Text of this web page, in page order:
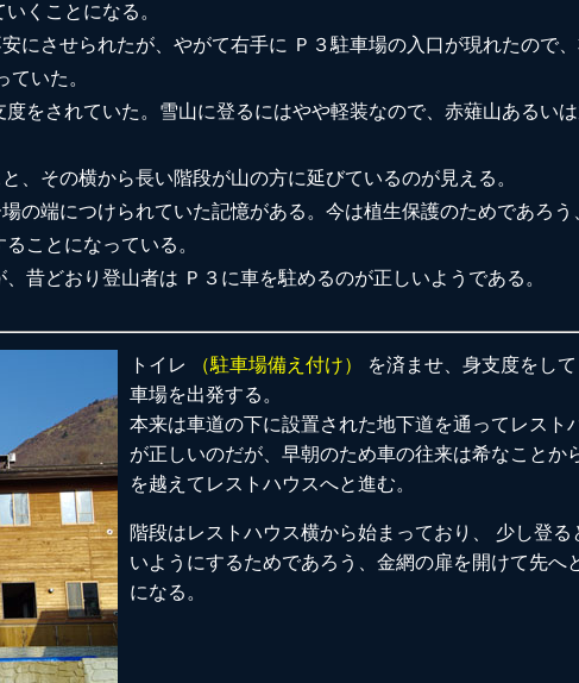
くことになる。
にさせられたが、やがて右手に Ｐ３駐車場の入口が現れたので
いた。
をされていた。雪山に登るにはやや軽装なので、赤薙山あるい
、その横から長い階段が山の方に延びているのが見える。
の端につけられていた記憶がある。今は植生保護のためであろう
ことになっている。
昔どおり登山者は Ｐ３に車を駐めるのが正しいようである。
トイレ （駐車場備え付け）
を済ませ、身支度をし
車場を出発する。
本来は車道の下に設置された地下道を通ってレスト
が正しいのだが、早朝のため車の往来は希なことか
を越えてレストハウスへと進む。
階段はレストハウス横から始まっており、 少し登る
いようにするためであろう、金網の扉を開けて先へ
になる。